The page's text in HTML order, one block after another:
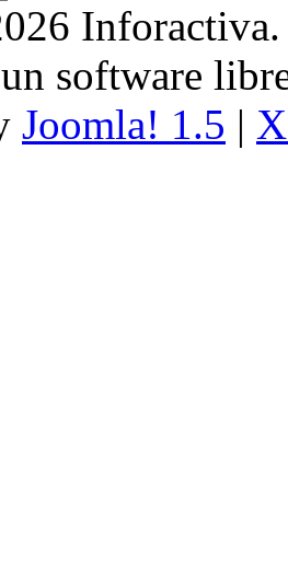
Inforactiva.
software
Joomla! 1.5 |